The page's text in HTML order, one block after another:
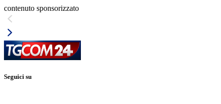
contenuto sponsorizzato
Seguici su